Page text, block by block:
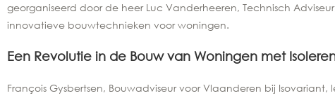
georganiseerd door de heer Luc Vanderheeren, Technisch
innovatieve bouwtechnieken voor woningen.
Een Revolutie in de Bouw van Woningen met
François Gysbertsen, Bouwadviseur voor Vlaanderen bij